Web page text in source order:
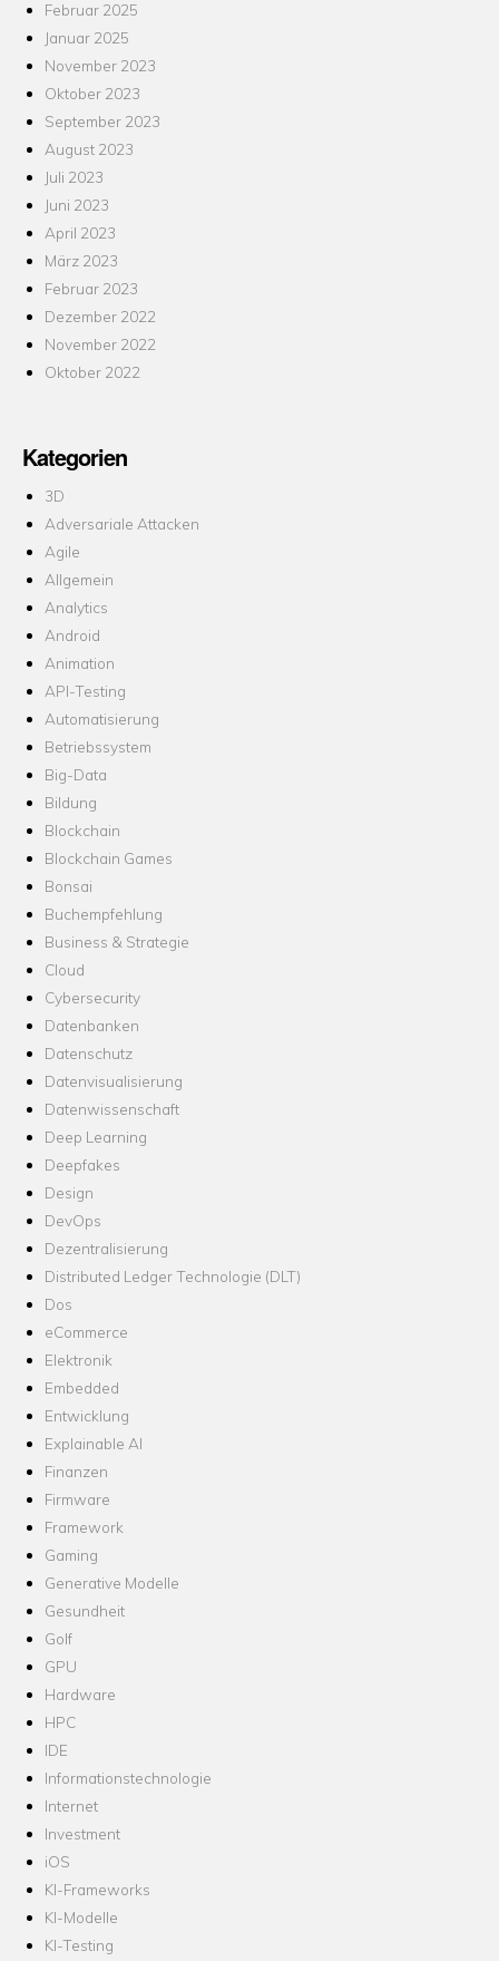
Februar 2025
Januar 2025
November 2023
Oktober 2023
September 2023
August 2023
Juli 2023
Juni 2023
April 2023
März 2023
Februar 2023
Dezember 2022
November 2022
Oktober 2022
Kategorien
3D
Adversariale Attacken
Agile
Allgemein
Analytics
Android
Animation
API-Testing
Automatisierung
Betriebssystem
Big-Data
Bildung
Blockchain
Blockchain Games
Bonsai
Buchempfehlung
Business & Strategie
Cloud
Cybersecurity
Datenbanken
Datenschutz
Datenvisualisierung
Datenwissenschaft
Deep Learning
Deepfakes
Design
DevOps
Dezentralisierung
Distributed Ledger Technologie (DLT)
Dos
eCommerce
Elektronik
Embedded
Entwicklung
Explainable AI
Finanzen
Firmware
Framework
Gaming
Generative Modelle
Gesundheit
Golf
GPU
Hardware
HPC
IDE
Informationstechnologie
Internet
Investment
iOS
KI-Frameworks
KI-Modelle
KI-Testing